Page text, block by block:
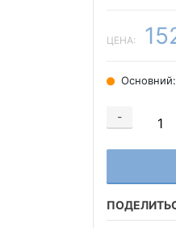
ЦЕНА:
Основний:
-